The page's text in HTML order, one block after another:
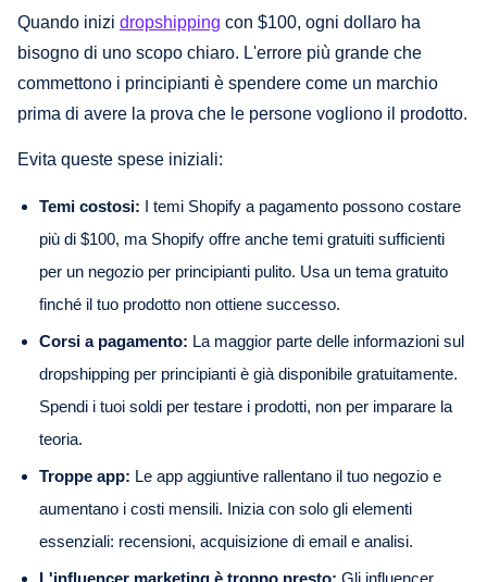
Quando inizi dropshipping con $100, ogni dollaro ha
bisogno di uno scopo chiaro. L'errore più grande che
commettono i principianti è spendere come un marchio
prima di avere la prova che le persone vogliono il prodotto.
Evita queste spese iniziali:
Temi costosi: I temi Shopify a pagamento possono costare
più di $100, ma Shopify offre anche temi gratuiti sufficienti
per un negozio per principianti pulito. Usa un tema gratuito
finché il tuo prodotto non ottiene successo.
Corsi a pagamento: La maggior parte delle informazioni sul
dropshipping per principianti è già disponibile gratuitamente.
Spendi i tuoi soldi per testare i prodotti, non per imparare la
teoria.
Troppe app: Le app aggiuntive rallentano il tuo negozio e
aumentano i costi mensili. Inizia con solo gli elementi
essenziali: recensioni, acquisizione di email e analisi.
L'influencer marketing è troppo presto: Gli influencer